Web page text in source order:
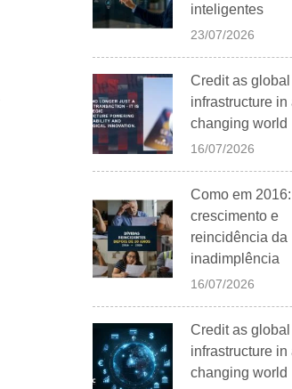
inteligentes
23/07/2026
Credit as global
infrastructure in
changing world
16/07/2026
Como em 2016:
crescimento e
reincidência da
inadimplência
16/07/2026
Credit as global
infrastructure in
changing world